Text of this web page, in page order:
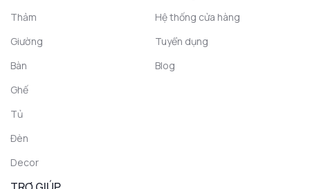
Thảm
Giường
Bàn
Ghế
Tủ
Đèn
Decor
Hệ thống cửa hàng
Tuyển dụng
Blog